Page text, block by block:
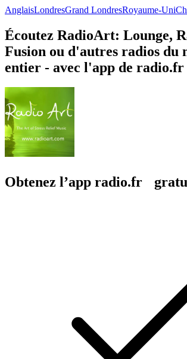
AnglaisLondresGrand LondresRoyaume-Uni
Écoutez RadioArt: Lounge,
Fusion ou d'autres radios du
entier - avec l'app de radio.fr
Obtenez l’app radio.fr